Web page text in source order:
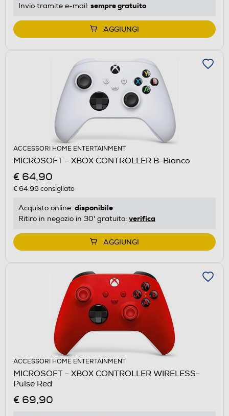
Invio tramite e-mail: sempre gratuito
AGGIUNGI
ACCESSORI HOME ENTERTAINMENT
MICROSOFT - XBOX CONTROLLER B-Bianco
€ 64,90
€ 64,99 consigliato
Acquisto online: disponibile
Ritiro in negozio in 30' gratuito: verifica
AGGIUNGI
ACCESSORI HOME ENTERTAINMENT
MICROSOFT - XBOX CONTROLLER WIRELESS-
Pulse Red
€ 69,90